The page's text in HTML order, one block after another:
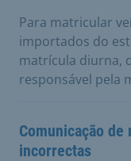
Para matricular
importados do
matrícula diurna,
responsável pela
Comunicação
incorrectas